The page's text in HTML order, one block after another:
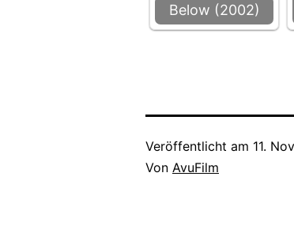
Below (2002)
Veröffentlicht am 11.
Von AvuFilm